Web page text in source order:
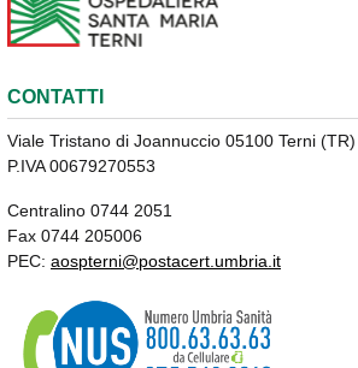
CONTATTI
Viale Tristano di Joannuccio 05100 Terni (TR)
P.IVA 00679270553
Centralino 0744 2051
Fax 0744 205006
PEC: aospterni@postacert.umbria.it